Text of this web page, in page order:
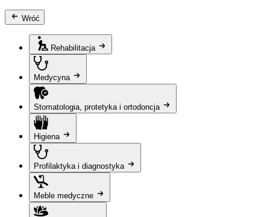
Wróć
Rehabilitacja
Medycyna
Stomatologia, protetyka i ortodoncja
Higiena
Profilaktyka i diagnostyka
Meble medyczne